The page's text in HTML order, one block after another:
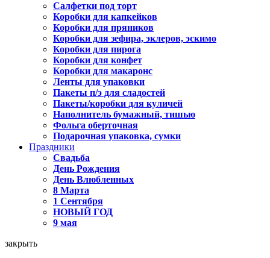
Салфетки под торт
Коробки для капкейков
Коробки для пряников
Коробки для зефира, эклеров, эскимо
Коробки для пирога
Коробки для конфет
Коробки для макаронс
Ленты для упаковки
Пакеты п/э для сладостей
Пакеты/коробки для куличей
Наполнитель бумажный, тишью
Фольга оберточная
Подарочная упаковка, сумки
Праздники
Свадьба
День Рождения
День Влюбленных
8 Марта
1 Сентября
НОВЫЙ ГОД
9 мая
закрыть